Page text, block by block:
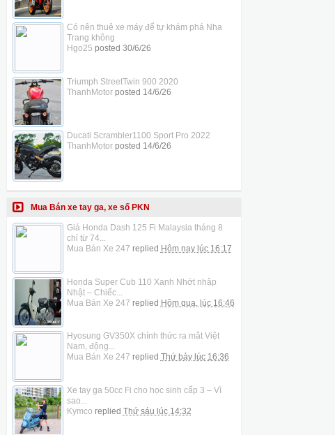
Có nên thuê xe máy để tự khám phá Nha
Trang không
Hgo25 posted 30/6/26
Triumph StreetTwin 900 2020
ThanhMotorposted 14/6/26
Ducati Scrambler1100 Sport Pro 2022
ThanhMotorposted 14/6/26
Mua Bán xe tay ga, xe số PKN
Giá Honda Dash 125 Fi Malaysia tháng 8
chỉ từ 74...
Mua Bán Xe 247 replied Hôm nay lúc 16:17
Honda Super Cub 110 Xanh Nhớt nhập
Nhật – Chiếc...
Mua Bán Xe 247 replied Hôm qua, lúc 16:46
Hyosung GV350X chính thức ra mắt Việt
Nam, động...
Mua Bán Xe 247 replied Thứ bảy lúc 16:36
Xe tay ga 50cc Fi cho học sinh cấp 3 – Vì
sao...
Kymco replied Thứ sáu lúc 14:32